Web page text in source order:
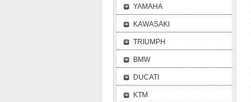
YAMAHA
KAWASAKI
TRIUMPH
BMW
DUCATI
KTM